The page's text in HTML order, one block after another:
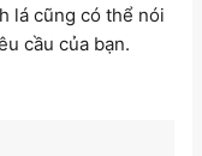
lá cũng có thể nói
cầu của bạn.